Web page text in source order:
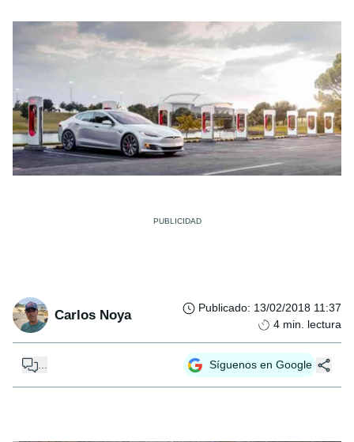
Carlos Noya Publicado: 13/02/2018 11:37
4 min. lectura
... Síguenos en Google